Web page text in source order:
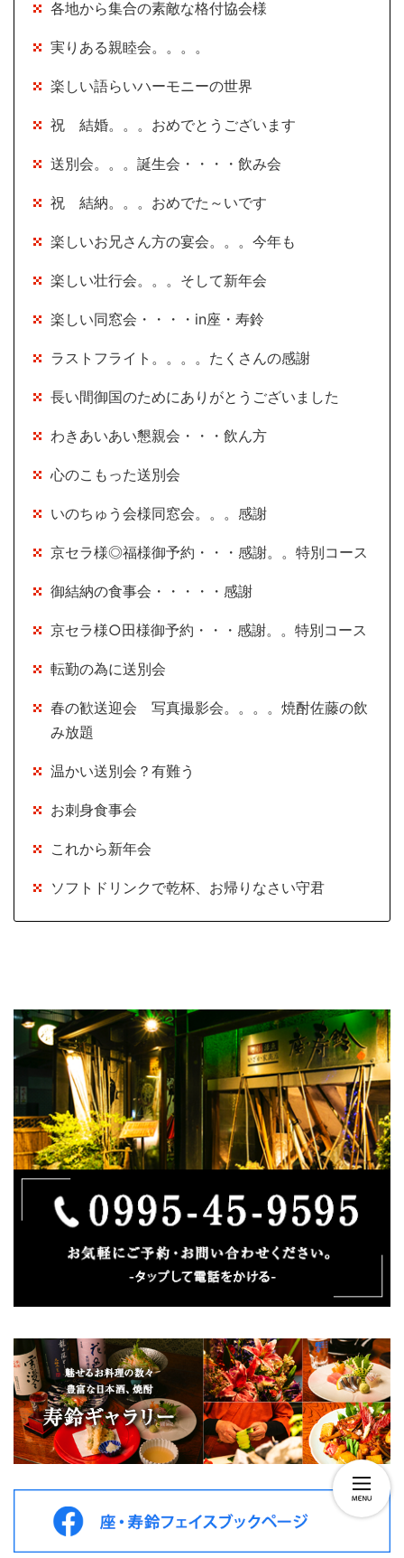
各地から集合の素敵な格付協会様
実りある親睦会。。。。
楽しい語らいハーモニーの世界
祝 結婚。。。おめでとうございます
送別会。。。誕生会・・・・飲み会
祝 結納。。。おめでた～いです
楽しいお兄さん方の宴会。。。今年も
楽しい壮行会。。。そして新年会
楽しい同窓会・・・・in座・寿鈴
ラストフライト。。。。たくさんの感謝
長い間御国のためにありがとうございました
わきあいあい懇親会・・・飲ん方
心のこもった送別会
いのちゅう会様同窓会。。。感謝
京セラ様◎福様御予約・・・感謝。。特別コース
御結納の食事会・・・・・感謝
京セラ様○田様御予約・・・感謝。。特別コース
転勤の為に送別会
春の歓送迎会 写真撮影会。。。。焼酎佐藤の飲
み放題
温かい送別会？有難う
お刺身食事会
これから新年会
ソフトドリンクで乾杯、お帰りなさい守君